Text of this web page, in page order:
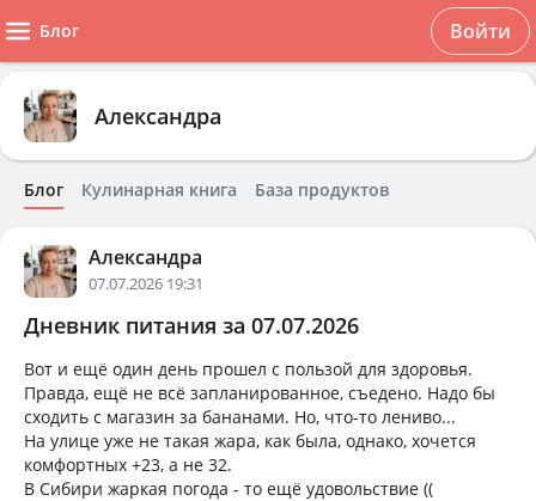
Блог Войти
Александра
Блог Кулинарная книга База продуктов
Александра
07.07.2026 19:31
Дневник питания за 07.07.2026
Вот и ещё один день прошел с пользой для здоровья.
Правда, ещё не всё запланированное, съедено. Надо бы
сходить с магазин за бананами. Но, что-то лениво...
На улице уже не такая жара, как была, однако, хочется
комфортных +23, а не 32.
В Сибири жаркая погода - то ещё удовольствие ((